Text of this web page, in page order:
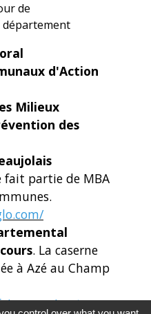
de
département
d'Action
Milieux
des
fait partie de MBA
. La caserne
à Azé au Champ
caserne/centre-